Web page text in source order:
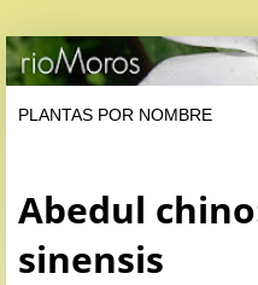
Abedul
sinensis